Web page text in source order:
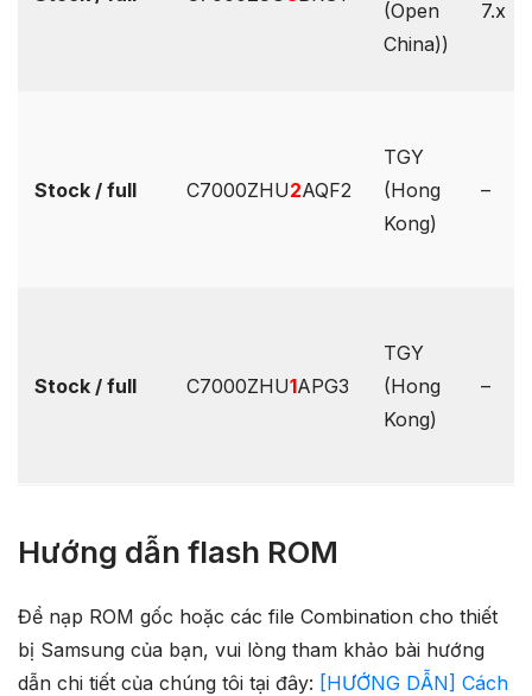
(Open
China))
7.x
Stock / full C7000ZHU2AQF2
TGY
(Hong
Kong)
–
Stock / full C7000ZHU1APG3
TGY
(Hong
Kong)
–
Hướng dẫn flash ROM
Để nạp ROM gốc hoặc các file Combination cho thiết
bị Samsung của bạn, vui lòng tham khảo bài hướng
dẫn chi tiết của chúng tôi tại đây: [HƯỚNG DẪN] Cách